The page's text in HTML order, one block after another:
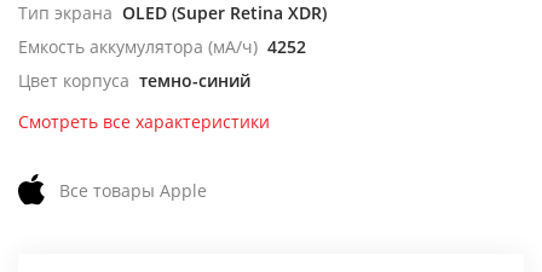
Тип экрана OLED (Super Retina XDR)
Емкость аккумулятора (мА/ч) 4252
Цвет корпуса темно-синий
Смотреть все характеристики
Все товары Apple